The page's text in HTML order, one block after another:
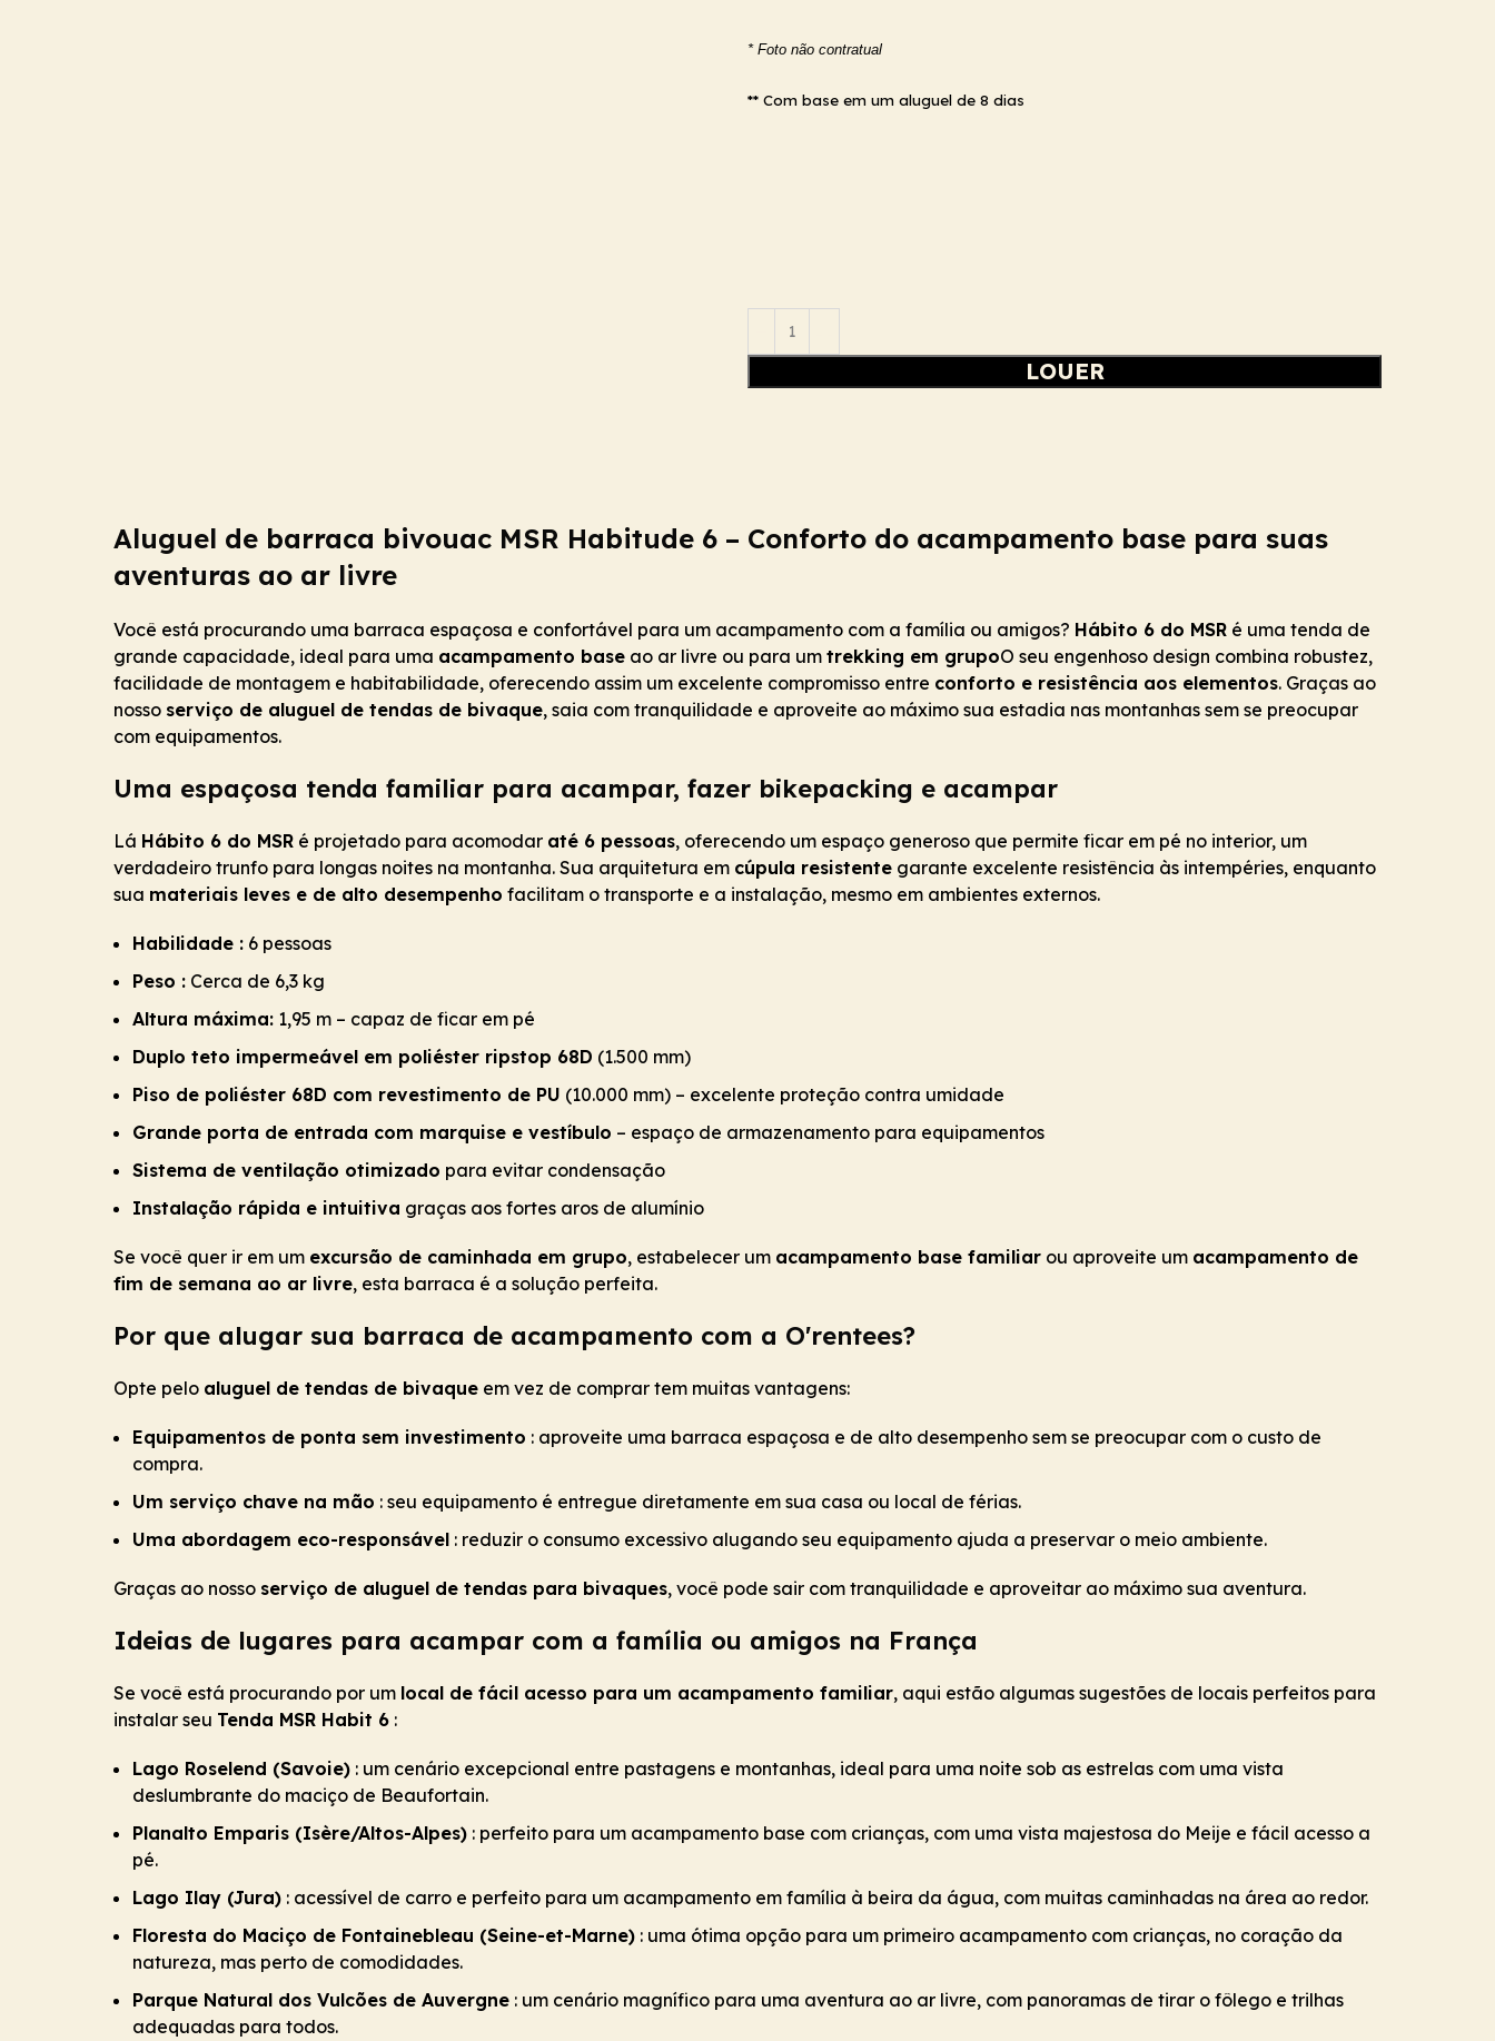
* Foto não contratual
** Com base em um aluguel de 8 dias
LOUER
Aluguel de barraca bivouac MSR Habitude 6 – Conforto do acampamento base para suas
aventuras ao ar livre
Você está procurando uma barraca espaçosa e confortável para um acampamento com a família ou amigos? Hábito 6 do MSR é uma tenda de
grande capacidade, ideal para uma acampamento base ao ar livre ou para um trekking em grupoO seu engenhoso design combina robustez,
facilidade de montagem e habitabilidade, oferecendo assim um excelente compromisso entre conforto e resistência aos elementos. Graças ao
nosso serviço de aluguel de tendas de bivaque, saia com tranquilidade e aproveite ao máximo sua estadia nas montanhas sem se preocupar
com equipamentos.
Uma espaçosa tenda familiar para acampar, fazer bikepacking e acampar
Lá Hábito 6 do MSR é projetado para acomodar até 6 pessoas, oferecendo um espaço generoso que permite ficar em pé no interior, um
verdadeiro trunfo para longas noites na montanha. Sua arquitetura em cúpula resistente garante excelente resistência às intempéries, enquanto
sua materiais leves e de alto desempenho facilitam o transporte e a instalação, mesmo em ambientes externos.
Habilidade : 6 pessoas
Peso : Cerca de 6,3 kg
Altura máxima: 1,95 m – capaz de ficar em pé
Duplo teto impermeável em poliéster ripstop 68D (1.500 mm)
Piso de poliéster 68D com revestimento de PU (10.000 mm) – excelente proteção contra umidade
Grande porta de entrada com marquise e vestíbulo – espaço de armazenamento para equipamentos
Sistema de ventilação otimizado para evitar condensação
Instalação rápida e intuitiva graças aos fortes aros de alumínio
Se você quer ir em um excursão de caminhada em grupo, estabelecer um acampamento base familiar ou aproveite um acampamento de
fim de semana ao ar livre, esta barraca é a solução perfeita.
Por que alugar sua barraca de acampamento com a O'rentees?
Opte pelo aluguel de tendas de bivaque em vez de comprar tem muitas vantagens:
Equipamentos de ponta sem investimento : aproveite uma barraca espaçosa e de alto desempenho sem se preocupar com o custo de
compra.
Um serviço chave na mão : seu equipamento é entregue diretamente em sua casa ou local de férias.
Uma abordagem eco-responsável : reduzir o consumo excessivo alugando seu equipamento ajuda a preservar o meio ambiente.
Graças ao nosso serviço de aluguel de tendas para bivaques, você pode sair com tranquilidade e aproveitar ao máximo sua aventura.
Ideias de lugares para acampar com a família ou amigos na França
Se você está procurando por um local de fácil acesso para um acampamento familiar, aqui estão algumas sugestões de locais perfeitos para
instalar seu Tenda MSR Habit 6 :
Lago Roselend (Savoie) : um cenário excepcional entre pastagens e montanhas, ideal para uma noite sob as estrelas com uma vista
deslumbrante do maciço de Beaufortain.
Planalto Emparis (Isère/Altos-Alpes) : perfeito para um acampamento base com crianças, com uma vista majestosa do Meije e fácil acesso a
pé.
Lago Ilay (Jura) : acessível de carro e perfeito para um acampamento em família à beira da água, com muitas caminhadas na área ao redor.
Floresta do Maciço de Fontainebleau (Seine-et-Marne) : uma ótima opção para um primeiro acampamento com crianças, no coração da
natureza, mas perto de comodidades.
Parque Natural dos Vulcões de Auvergne : um cenário magnífico para uma aventura ao ar livre, com panoramas de tirar o fôlego e trilhas
adequadas para todos.